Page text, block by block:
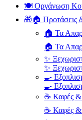
🍽️ Οργάνωση
🎁🏠 Προτάσεις
🏠 Τα
🏠 Τα
✨
✨
🍳
🍳
☕ Καφές &
☕ Καφές &